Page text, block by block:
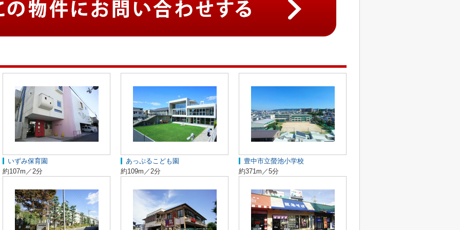
いずみ保育園
約107m／2分
あっぷるこども園
約109m／2分
豊中市立螢池小学校
約371m／5分